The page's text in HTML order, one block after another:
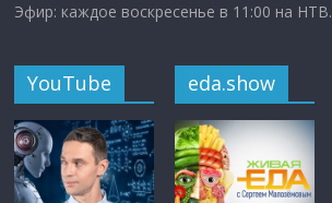
Эфир: каждое воскресенье в 11:00 на НТВ.
YouTube eda.show